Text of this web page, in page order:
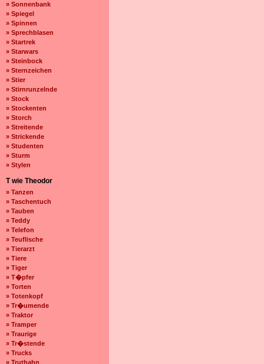
» Sonnenbank
» Spiegel
» Spinnen
» Sprechblasen
» Startrek
» Starwars
» Steinbock
» Sternzeichen
» Stier
» Stirnrunzelnde
» Stock
» Stockenten
» Storch
» Streitende
» Strickende
» Studenten
» Sturm
» Stylen
T wie Theodor
» Tanzen
» Taschentuch
» Tauben
» Teddy
» Telefon
» Teuflische
» Tierarzt
» Tiere
» Tiger
» T�pfer
» Torten
» Totenkopf
» Tr�umende
» Traktor
» Tramper
» Traurige
» Tr�stende
» Trucks
» Truthahn